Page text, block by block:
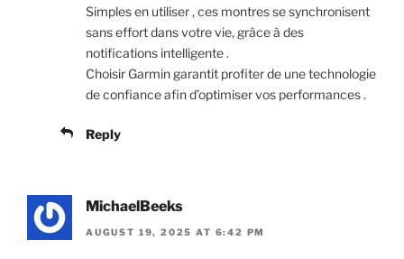
Simples en utiliser , ces montres se synchronisent
sans effort dans votre vie, grâce à des
notifications intelligente .
Choisir Garmin garantit profiter de une technologie
de confiance afin d’optimiser vos performances .
Reply
MichaelBeeks
AUGUST 19, 2025 AT 6:42 PM